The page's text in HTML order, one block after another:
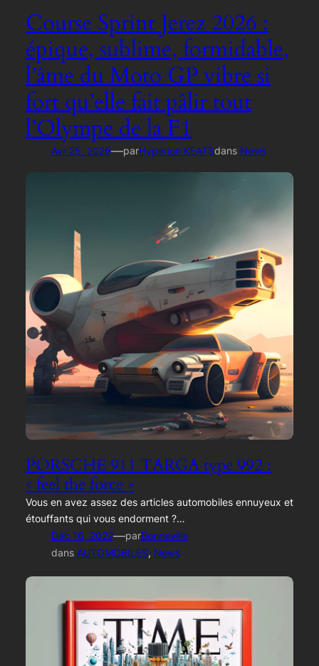
Course Sprint Jerez 2026 :
épique, sublime, formidable,
l’âme du Moto GP vibre si
fort qu’elle fait pâlir tout
l’Olympe de la F1
Avr 25, 2026—parHyperion KEATSdans News
PORSCHE 911 TARGA type 992 :
« feel the force »
Vous en avez assez des articles automobiles ennuyeux et
étouffants qui vous endorment ?…
Déc 16, 2022—parBonneville
dans AUTOMOBILES, News